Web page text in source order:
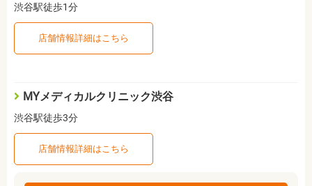
渋谷駅徒歩1分
店舗情報詳細はこちら
MYメディカルクリニック渋谷
渋谷駅徒歩3分
店舗情報詳細はこちら